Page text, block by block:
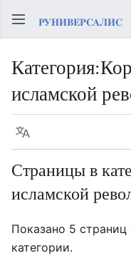
Категория:
исламской
Язык
Страницы в
исламской
Показано 5
категории.